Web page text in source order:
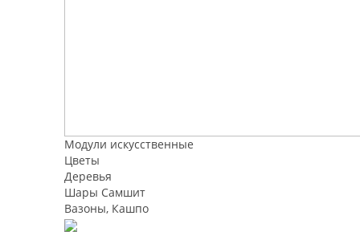
Модули искусственные
Цветы
Деревья
Шары Самшит
Вазоны, Кашпо